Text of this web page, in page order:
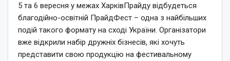
5 та 6 вересня у межах ХарківПрайду відбудеться
благодійно-освітній ПрайдФест – одна з найбільших
подій такого формату на сході України. Організатори
вже відкрили набір дружніх бізнесів, які хочуть
представити свою продукцію на фестивальному